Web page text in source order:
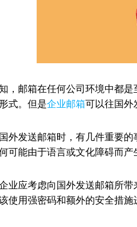
邮箱在任何公司环境中都是
式。但是企业邮箱可以往国外
发送邮箱时，有几件重要的
可能由于语言或文化障碍而产
应考虑向国外发送邮箱所带
使用强密码和额外的安全措施